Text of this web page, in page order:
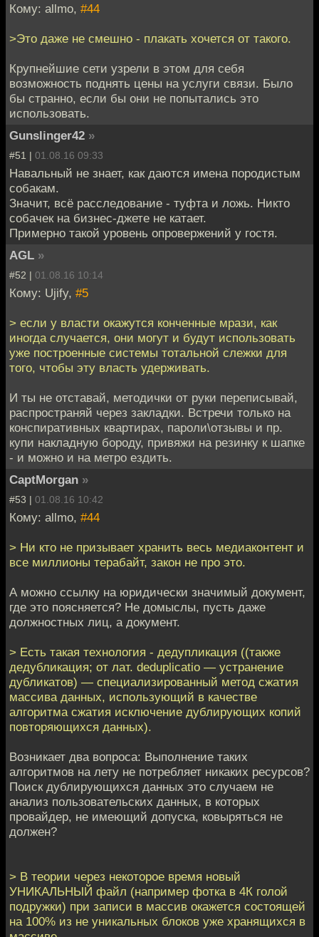
Кому: allmo, #44
>Это даже не смешно - плакать хочется от такого.
Крупнейшие сети узрели в этом для себя
возможность поднять цены на услуги связи. Было
бы странно, если бы они не попытались это
использовать.
Gunslinger42 »
#51 | 01.08.16 09:33
Навальный не знает, как даются имена породистым
собакам.
Значит, всё расследование - туфта и ложь. Никто
собачек на бизнес-джете не катает.
Примерно такой уровень опровержений у гостя.
AGL »
#52 | 01.08.16 10:14
Кому: Ujify, #5
> если у власти окажутся конченные мрази, как
иногда случается, они могут и будут использовать
уже построенные системы тотальной слежки для
того, чтобы эту власть удерживать.
И ты не отставай, методички от руки переписывай,
распространяй через закладки. Встречи только на
конспиративных квартирах, пароли\отзывы и пр.
купи накладную бороду, привяжи на резинку к шапке
- и можно и на метро ездить.
CaptMorgan »
#53 | 01.08.16 10:42
Кому: allmo, #44
> Ни кто не призывает хранить весь медиаконтент и
все миллионы терабайт, закон не про это.
А можно ссылку на юридически значимый документ,
где это поясняется? Не домыслы, пусть даже
должностных лиц, а документ.
> Есть такая технология - дедупликация ((также
дедубликация; от лат. deduplicatio — устранение
дубликатов) — специализированный метод сжатия
массива данных, использующий в качестве
алгоритма сжатия исключение дублирующих копий
повторяющихся данных).
Возникает два вопроса: Выполнение таких
алгоритмов на лету не потребляет никаких ресурсов?
Поиск дублирующихся данных это случаем не
анализ пользовательских данных, в которых
провайдер, не имеющий допуска, ковыряться не
должен?
> В теории через некоторое время новый
УНИКАЛЬНЫЙ файл (например фотка в 4К голой
подружки) при записи в массив окажется состоящей
на 100% из не уникальных блоков уже хранящихся в